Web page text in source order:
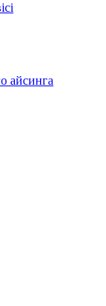
айсинга